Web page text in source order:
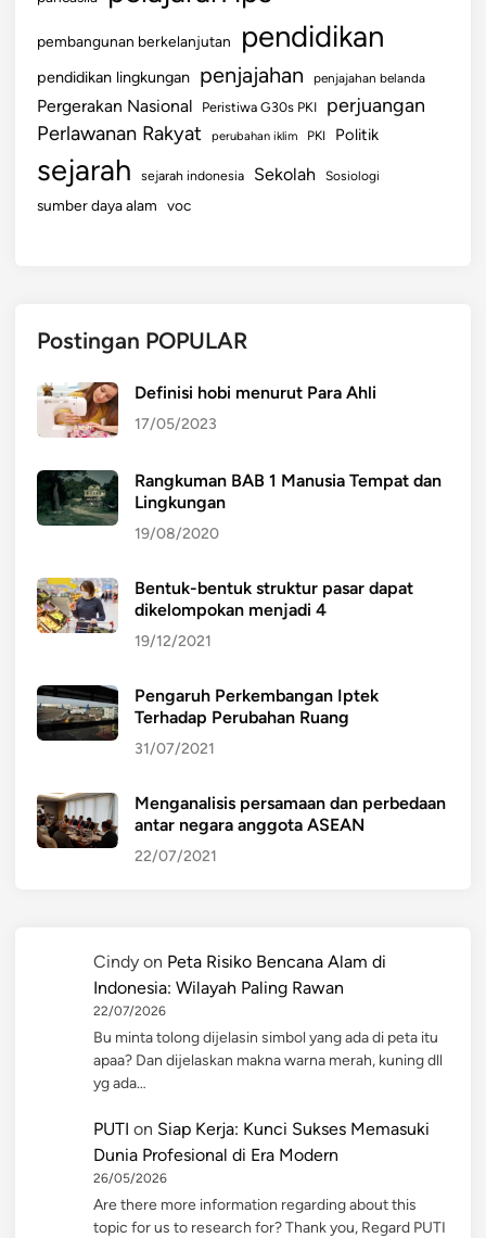
pembangunan berkelanjutan pendidikan
pendidikan lingkungan penjajahan penjajahan belanda
Pergerakan Nasional Peristiwa G30s PKI perjuangan
Perlawanan Rakyat perubahan iklim PKI Politik
sejarah sejarah indonesia Sekolah Sosiologi
sumber daya alam voc
Postingan POPULAR
Definisi hobi menurut Para Ahli
17/05/2023
Rangkuman BAB 1 Manusia Tempat dan
Lingkungan
19/08/2020
Bentuk-bentuk struktur pasar dapat
dikelompokan menjadi 4
19/12/2021
Pengaruh Perkembangan Iptek
Terhadap Perubahan Ruang
31/07/2021
Menganalisis persamaan dan perbedaan
antar negara anggota ASEAN
22/07/2021
Cindy on Peta Risiko Bencana Alam di
Indonesia: Wilayah Paling Rawan
22/07/2026
Bu minta tolong dijelasin simbol yang ada di peta itu
apaa? Dan dijelaskan makna warna merah, kuning dll
yg ada…
PUTI on Siap Kerja: Kunci Sukses Memasuki
Dunia Profesional di Era Modern
26/05/2026
Are there more information regarding about this
topic for us to research for? Thank you, Regard PUTI